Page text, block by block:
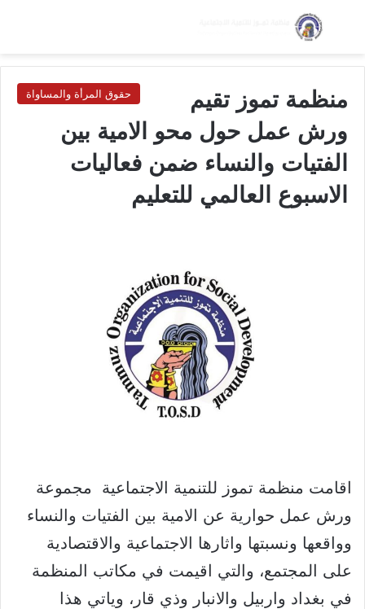
بحث عن
حقوق المرأة والمساواة
منظمة تموز تقيم
ورش عمل حول محو الامية بين
الفتيات والنساء ضمن فعاليات
الاسبوع العالمي للتعليم
اقامت منظمة تموز للتنمية الاجتماعية مجموعة
ورش عمل حوارية عن الامية بين الفتيات والنساء
وواقعها ونسبتها واثارها الاجتماعية والاقتصادية
على المجتمع، والتي اقيمت في مكاتب المنظمة
في بغداد واربيل والانبار وذي قار، وياتي هذا